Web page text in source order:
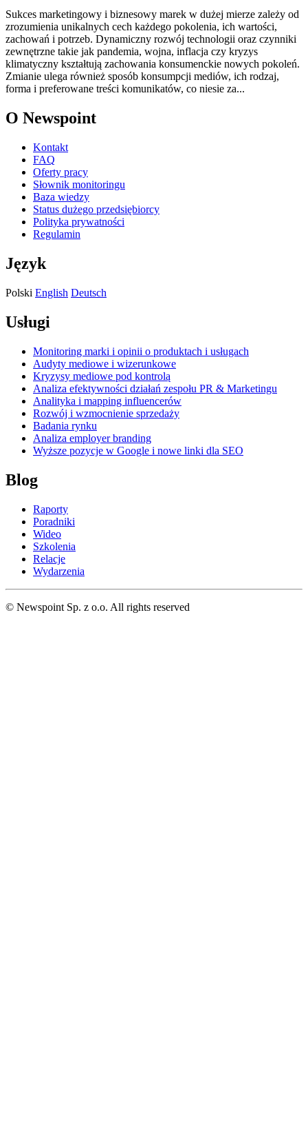
Sukces marketingowy i biznesowy marek w dużej mierze zależy od
zrozumienia unikalnych cech każdego pokolenia, ich wartości,
zachowań i potrzeb. Dynamiczny rozwój technologii oraz czynniki
zewnętrzne takie jak pandemia, wojna, inflacja czy kryzys
klimatyczny kształtują zachowania konsumenckie nowych pokoleń.
Zmianie ulega również sposób konsumpcji mediów, ich rodzaj,
forma i preferowane treści komunikatów, co niesie za...
O Newspoint
Kontakt
FAQ
Oferty pracy
Słownik monitoringu
Baza wiedzy
Status dużego przedsiębiorcy
Polityka prywatności
Regulamin
Język
Polski English Deutsch
Usługi
Monitoring marki i opinii o produktach i usługach
Audyty mediowe i wizerunkowe
Kryzysy mediowe pod kontrolą
Analiza efektywności działań zespołu PR & Marketingu
Analityka i mapping influencerów
Rozwój i wzmocnienie sprzedaży
Badania rynku
Analiza employer branding
Wyższe pozycje w Google i nowe linki dla SEO
Blog
Raporty
Poradniki
Wideo
Szkolenia
Relacje
Wydarzenia
© Newspoint Sp. z o.o. All rights reserved